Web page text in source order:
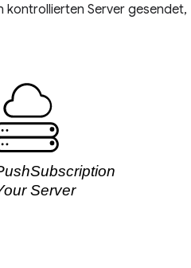
kontrollierten Server gesendet,